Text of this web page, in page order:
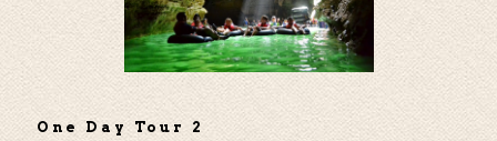
One Day Tour 2